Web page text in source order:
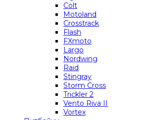
Colt
Motoland
Crosstrack
Flash
FXmoto
Largo
Nordwing
Raid
Stingray
Storm Cross
Trickler 2
Vento Riva II
Vortex